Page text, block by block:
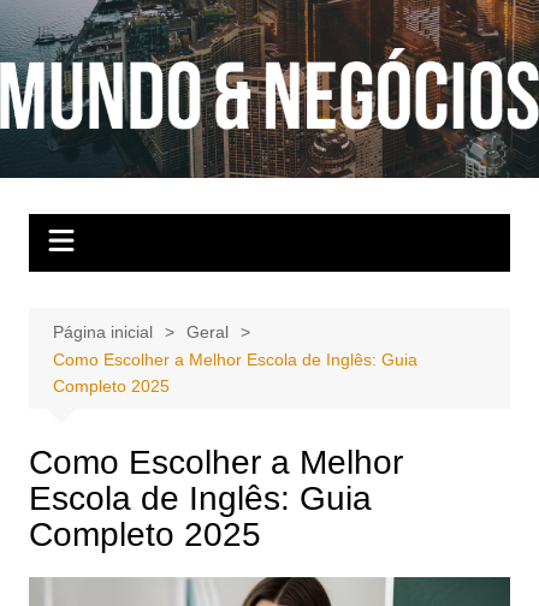
para
conteúdo
Página inicial
Geral
Como Escolher a Melhor Escola de Inglês: Guia
Completo 2025
Como Escolher a Melhor
Escola de Inglês: Guia
Completo 2025